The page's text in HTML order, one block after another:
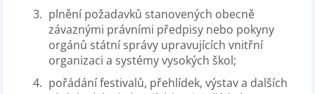
plnění požadavků stanovených obecně
závaznými právními předpisy nebo pokyny
orgánů státní správy upravujících vnitřní
organizaci a systémy vysokých škol;
pořádání festivalů, přehlídek, výstav a dalších